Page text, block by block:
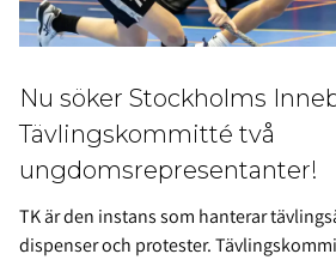
Nu söker Stockholms
Tävlingskommitté två
ungdomsrepresentanter!
TK är den instans som hanterar
dispenser och protester.